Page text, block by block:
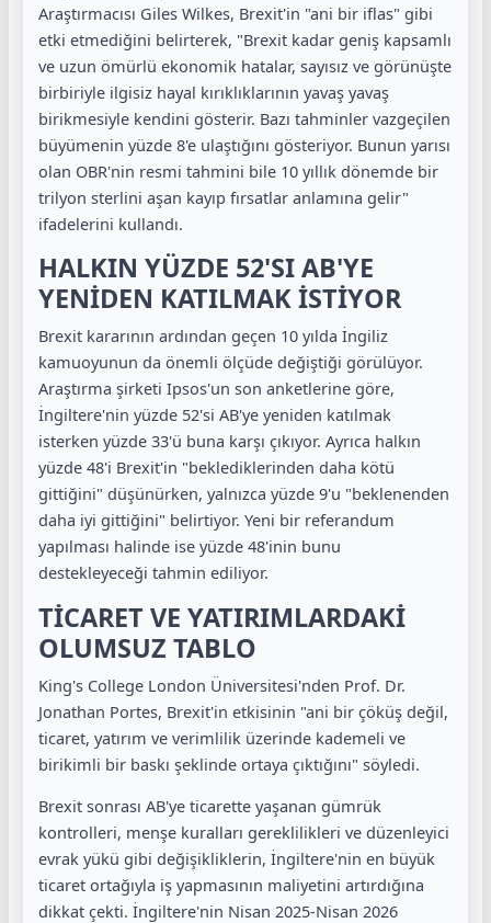
Araştırmacısı Giles Wilkes, Brexit'in "ani bir iflas" gibi
etki etmediğini belirterek, "Brexit kadar geniş kapsamlı
ve uzun ömürlü ekonomik hatalar, sayısız ve görünüşte
birbiriyle ilgisiz hayal kırıklıklarının yavaş yavaş
birikmesiyle kendini gösterir. Bazı tahminler vazgeçilen
büyümenin yüzde 8'e ulaştığını gösteriyor. Bunun yarısı
olan OBR'nin resmi tahmini bile 10 yıllık dönemde bir
trilyon sterlini aşan kayıp fırsatlar anlamına gelir"
ifadelerini kullandı.
HALKIN YÜZDE 52'SI AB'YE
YENİDEN KATILMAK İSTİYOR
Brexit kararının ardından geçen 10 yılda İngiliz
kamuoyunun da önemli ölçüde değiştiği görülüyor.
Araştırma şirketi Ipsos'un son anketlerine göre,
İngiltere'nin yüzde 52'si AB'ye yeniden katılmak
isterken yüzde 33'ü buna karşı çıkıyor. Ayrıca halkın
yüzde 48'i Brexit'in "beklediklerinden daha kötü
gittiğini" düşünürken, yalnızca yüzde 9'u "beklenenden
daha iyi gittiğini" belirtiyor. Yeni bir referandum
yapılması halinde ise yüzde 48'inin bunu
destekleyeceği tahmin ediliyor.
TİCARET VE YATIRIMLARDAKİ
OLUMSUZ TABLO
King's College London Üniversitesi'nden Prof. Dr.
Jonathan Portes, Brexit'in etkisinin "ani bir çöküş değil,
ticaret, yatırım ve verimlilik üzerinde kademeli ve
birikimli bir baskı şeklinde ortaya çıktığını" söyledi.
Brexit sonrası AB'ye ticarette yaşanan gümrük
kontrolleri, menşe kuralları gereklilikleri ve düzenleyici
evrak yükü gibi değişikliklerin, İngiltere'nin en büyük
ticaret ortağıyla iş yapmasının maliyetini artırdığına
dikkat çekti. İngiltere'nin Nisan 2025-Nisan 2026